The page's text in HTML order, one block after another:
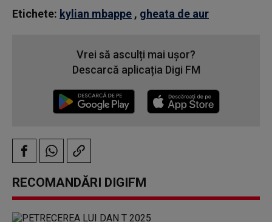
Etichete: kylian mbappe , gheata de aur
Vrei să asculți mai ușor?
Descarcă aplicația Digi FM
RECOMANDĂRI DIGIFM